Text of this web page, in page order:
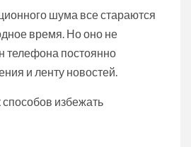
шума все стараются
время. Но оно не
телефона постоянно
и ленту новостей.
способов избежать